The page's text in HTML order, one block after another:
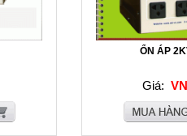
ỔN ÁP
Giá: